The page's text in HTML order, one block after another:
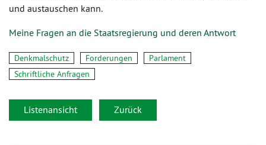
und austauschen kann.
Meine Fragen an die Staatsregierung und deren Antwort
Denkmalschutz Forderungen
Parlament
Schriftliche Anfragen
Listenansicht Zurück